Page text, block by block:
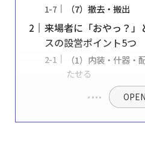
（7）撤去・搬出
来場者に「おやっ？」
スの設営ポイント5つ
（1）内装・什器・
たせる
OPEN